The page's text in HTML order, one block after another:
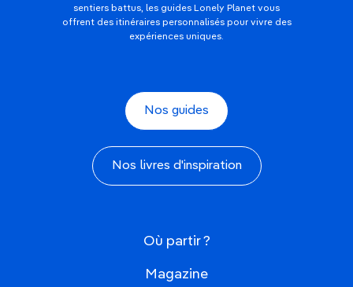
sentiers battus, les guides Lonely Planet vous
offrent des itinéraires personnalisés pour vivre des
expériences uniques.
Nos guides
Nos livres d'inspiration
Où partir ?
Magazine